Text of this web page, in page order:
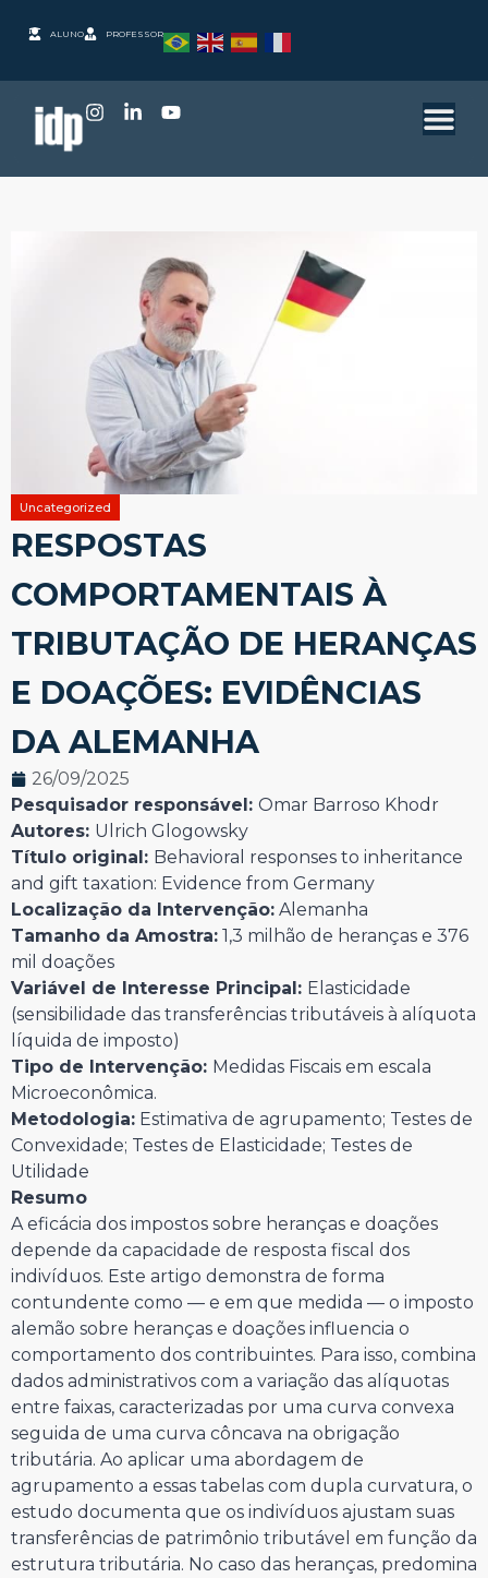
ALUNO PROFESSOR
Uncategorized
RESPOSTAS
COMPORTAMENTAIS À
TRIBUTAÇÃO DE HERANÇAS
E DOAÇÕES: EVIDÊNCIAS
DA ALEMANHA
26/09/2025
Pesquisador responsável: Omar Barroso Khodr
Autores: Ulrich Glogowsky
Título original: Behavioral responses to inheritance
and gift taxation: Evidence from Germany
Localização da Intervenção: Alemanha
Tamanho da Amostra: 1,3 milhão de heranças e 376
mil doações
Variável de Interesse Principal: Elasticidade
(sensibilidade das transferências tributáveis à alíquota
líquida de imposto)
Tipo de Intervenção: Medidas Fiscais em escala
Microeconômica.
Metodologia: Estimativa de agrupamento; Testes de
Convexidade; Testes de Elasticidade; Testes de
Utilidade
Resumo
A eficácia dos impostos sobre heranças e doações
depende da capacidade de resposta fiscal dos
indivíduos. Este artigo demonstra de forma
contundente como — e em que medida — o imposto
alemão sobre heranças e doações influencia o
comportamento dos contribuintes. Para isso, combina
dados administrativos com a variação das alíquotas
entre faixas, caracterizadas por uma curva convexa
seguida de uma curva côncava na obrigação
tributária. Ao aplicar uma abordagem de
agrupamento a essas tabelas com dupla curvatura, o
estudo documenta que os indivíduos ajustam suas
transferências de patrimônio tributável em função da
estrutura tributária. No caso das heranças, predomina